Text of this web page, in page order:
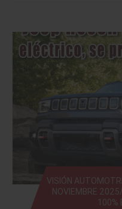
VISIÓN
NOVIEMBRE
100%